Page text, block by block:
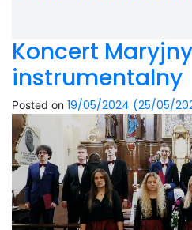
Koncert
instrumentalny
Posted on 19/05/2024 (25/05/